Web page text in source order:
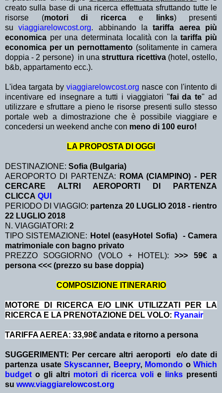
creato sulla base di una ricerca effettuata sfruttando tutte le
risorse (motori di ricerca e links) presenti
suviaggiarelowcost.org. abbinando la tariffa aerea più
economica per una determinata località con latariffa più
economica per un pernottamento (solitamente in camera
doppia - 2 persone) in unastruttura ricettiva(hotel, ostello,
b&b, appartamento ecc.).
L'idea targata by viaggiarelowcost.org nasce con l'intento di
incentivare ed insegnare a tutti i viaggiatori "fai da te" ad
utilizzare e sfruttare a pieno le risorse presenti sullo stesso
portale web a dimostrazione che è possibile viaggiare e
concedersi un weekend anche con meno di 100 euro!
LA PROPOSTA DI OGGI
DESTINAZIONE: Sofia (Bulgaria)
AEROPORTO DI PARTENZA:
ROMA (CIAMPINO) - PER
CERCARE ALTRI AEROPORTI DI PARTENZA
CLICCA QUI
PERIODO DI VIAGGIO: partenza 20 LUGLIO 2018- rientro
22 LUGLIO 2018
N. VIAGGIATORI: 2
TIPO SISTEMAZIONE: Hotel (easyHotel Sofia) - Camera
matrimoniale con bagno privato
PREZZO SOGGIORNO (VOLO + HOTEL):>>> 59€ a
persona <<< (prezzo su base doppia)
COMPOSIZIONE ITINERARIO
MOTORE DI RICERCA E/O LINK UTILIZZATI PER LA
RICERCA E LA PRENOTAZIONE DEL VOLO: Ryanair
TARIFFA AEREA: 33,98€ andata e ritorno a persona
SUGGERIMENTI: Per cercare altri aeroporti e/o date di
partenza usate Skyscanner, Beepry, Momondo o Which
budget o gli altri motori di ricerca voli e links presenti
su www.viaggiarelowcost.org